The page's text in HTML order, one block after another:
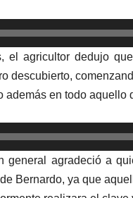
el agricultor dedujo
descubierto,
además en todo aquello
general agradeció a
Bernardo, ya que